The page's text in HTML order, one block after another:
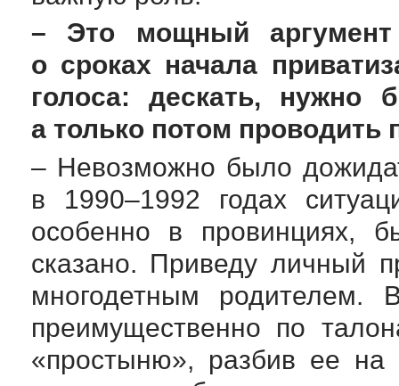
– Это мощный
о сроках начала
голоса: дескать, нужно
а только потом проводить
– Невозможно было
в 1990–1992 годах
особенно в провинциях,
сказано. Приведу личный
многодетным родителем.
преимущественно по
«простыню», разбив ее на